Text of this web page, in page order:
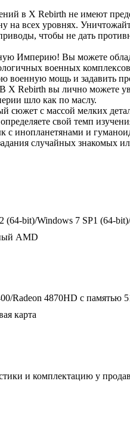
в X Rebirth не имеют
всех уровнях.
чтобы не дать
Империю! Вы можете
военных
военную мощь и задавить
X Rebirth вы лично можете
шло как по маслу.
сюжет с массой мелких
свой темп
с инопланетянами и
случайных знакомых
(64-bit)/Windows 7 SP1 (64-
AMD
Radeon 4870HD c памятью
карта
и комплектацию у